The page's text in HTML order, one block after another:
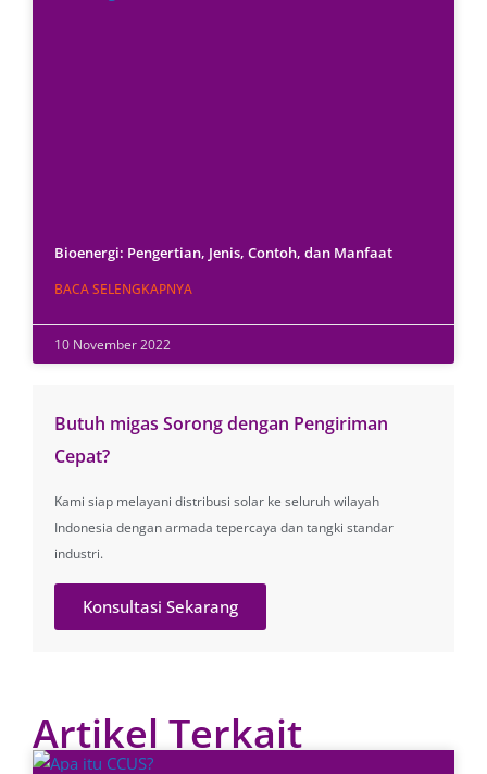
Bioenergi: Pengertian, Jenis, Contoh, dan Manfaat
BACA SELENGKAPNYA
10 November 2022
Butuh migas Sorong dengan Pengiriman
Cepat?
Kami siap melayani distribusi solar ke seluruh wilayah
Indonesia dengan armada tepercaya dan tangki standar
industri.
Konsultasi Sekarang
Artikel Terkait